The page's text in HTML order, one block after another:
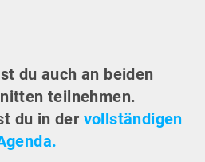
du auch an beiden
teilnehmen.
du in der vollständigen